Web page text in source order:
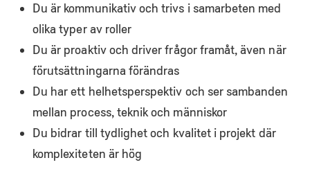
Du är kommunikativ och trivs i samarbeten med
olika typer av roller
Du är proaktiv och driver frågor framåt, även när
förutsättningarna förändras
Du har ett helhetsperspektiv och ser sambanden
mellan process, teknik och människor
Du bidrar till tydlighet och kvalitet i projekt där
komplexiteten är hög